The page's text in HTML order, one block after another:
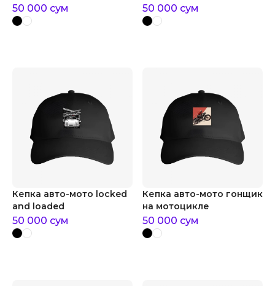
50 000 сум
акварели
50 000 сум
Кепка авто-мото locked
and loaded
50 000 сум
Кепка авто-мото гонщик
на мотоцикле
50 000 сум